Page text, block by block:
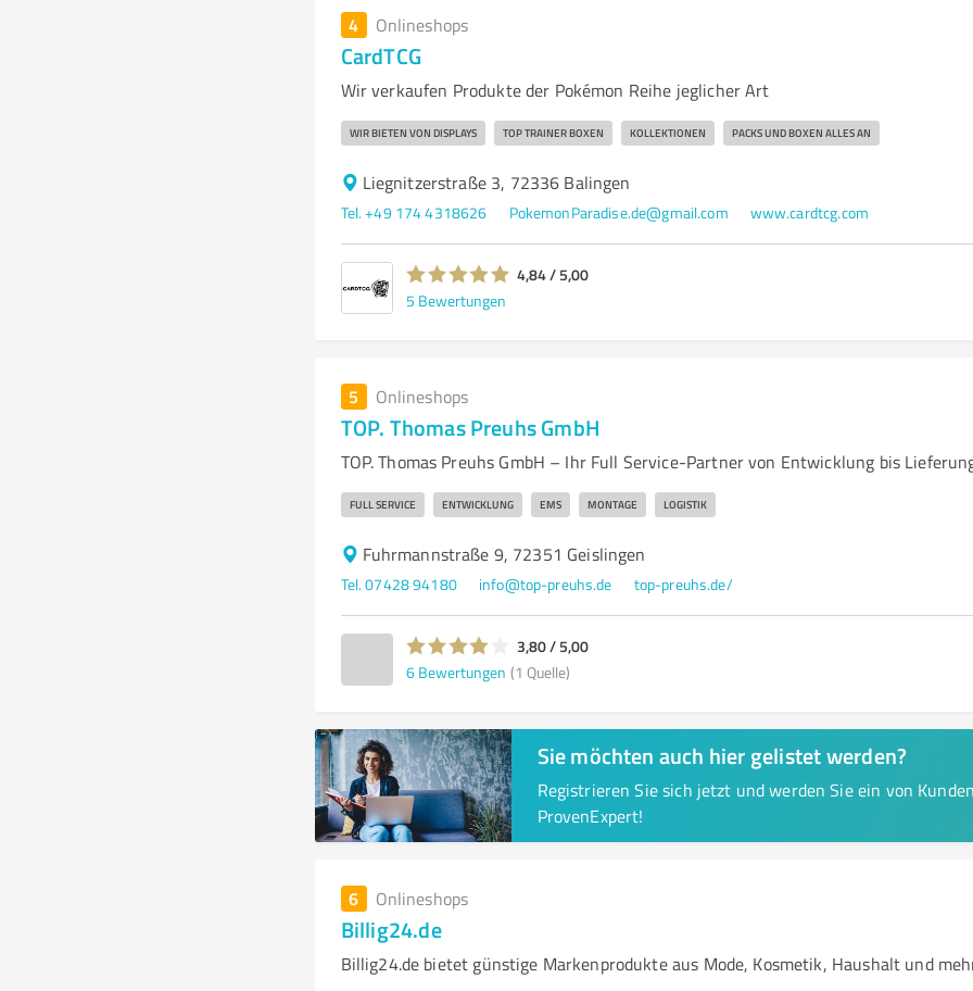
4 Onlineshops
CardTCG
Wir verkaufen Produkte der Pokémon Reihe jeglicher Art
WIR BIETEN VON DISPLAYS TOP TRAINER BOXEN KOLLEKTIONEN PACKS UND BOXEN ALLES AN
Liegnitzerstraße 3, 72336 Balingen
Tel. +49 174 4318626 PokemonParadise.de@gmail.com www.cardtcg.com
4,84 / 5,00
5 Bewertungen
5 Onlineshops
TOP. Thomas Preuhs GmbH
TOP. Thomas Preuhs GmbH – Ihr Full Service-Partner von Entwicklung bis
FULL SERVICE ENTWICKLUNG EMS MONTAGE LOGISTIK
Fuhrmannstraße 9, 72351 Geislingen
Tel. 07428 94180 info@top-preuhs.de top-preuhs.de/
3,80 / 5,00
6 Bewertungen (1 Quelle)
Sie möchten auch hier gelistet werden?
Registrieren Sie sich jetzt und werden Sie ein von
ProvenExpert!
6 Onlineshops
Billig24.de
Billig24.de bietet günstige Markenprodukte aus Mode, Kosmetik, Haushalt und